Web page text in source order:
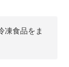
凍食品をま